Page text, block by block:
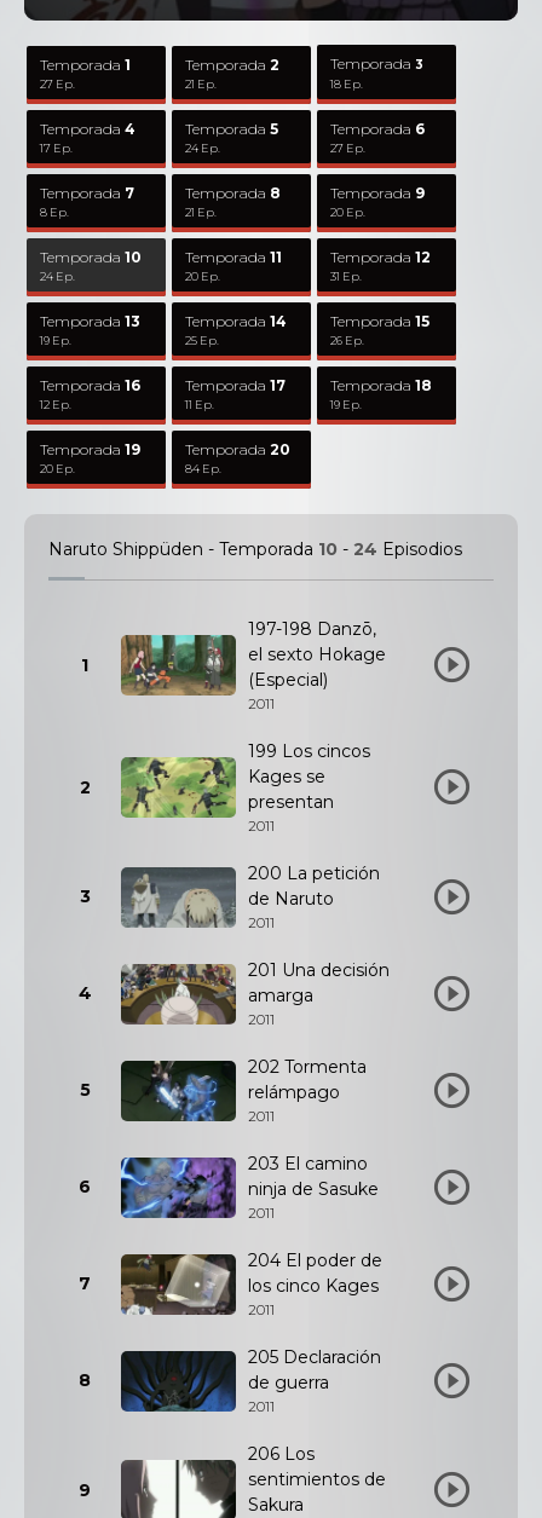
Temporada1
27 Ep.
Temporada2
21 Ep.
Temporada3
18 Ep.
Temporada4
17 Ep.
Temporada5
24 Ep.
Temporada 6
27 Ep.
Temporada 7
8 Ep.
Temporada 8
21 Ep.
Temporada 9
20 Ep.
Temporada10
24 Ep.
Temporada11
20 Ep.
Temporada12
31 Ep.
Temporada13
19 Ep.
Temporada14
25 Ep.
Temporada15
26 Ep.
Temporada16
12 Ep.
Temporada17
11 Ep.
Temporada18
19 Ep.
Temporada19
20 Ep.
Temporada20
84 Ep.
Naruto Shippüden - Temporada 10 - 24 Episodios
1
197-198 Danzō,
el sexto Hokage
(Especial)
2011
2
199 Los cincos
Kages se
presentan
2011
3
200 La petición
de Naruto
2011
4
201 Una decisión
amarga
2011
5
202 Tormenta
relámpago
2011
6
203 El camino
ninja de Sasuke
2011
7
204 El poder de
los cinco Kages
2011
8
205 Declaración
de guerra
2011
9
206 Los
sentimientos de
Sakura